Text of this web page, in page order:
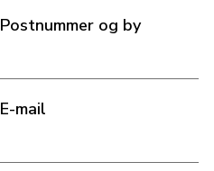
Postnummer og by
E-mail